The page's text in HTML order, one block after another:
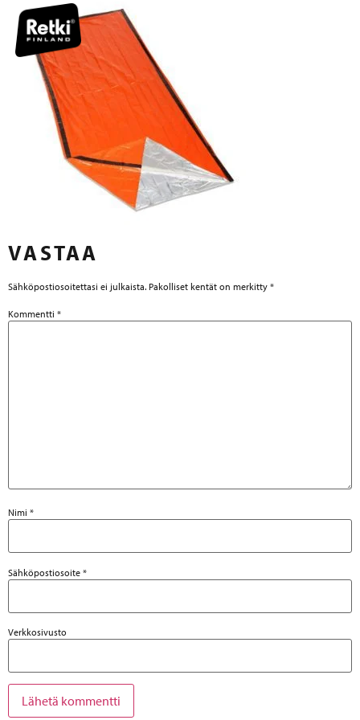
VASTAA
Sähköpostiosoitettasi ei julkaista. Pakolliset kentät on merkitty *
Kommentti *
Nimi *
Sähköpostiosoite *
Verkkosivusto